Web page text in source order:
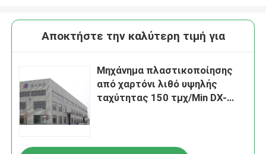
Αποκτήστε την καλύτερη τιμή για
Μηχάνημα πλαστικοποίησης
από χαρτόνι λιθό υψηλής
ταχύτητας 150 τμχ/Min DX-